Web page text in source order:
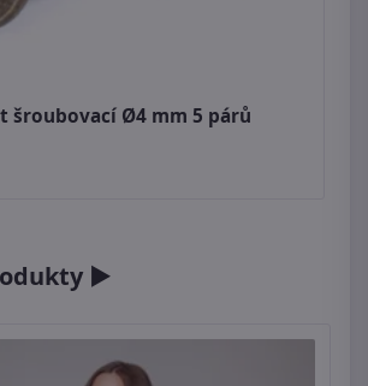
šroubovací Ø4 mm 5 párů
►